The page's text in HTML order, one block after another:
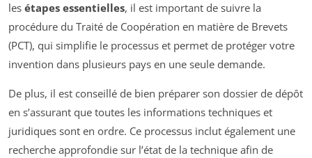
les étapes essentielles, il est important de suivre la
procédure du Traité de Coopération en matière de Brevets
(PCT), qui simplifie le processus et permet de protéger votre
invention dans plusieurs pays en une seule demande.
De plus, il est conseillé de bien préparer son dossier de dépôt
en s’assurant que toutes les informations techniques et
juridiques sont en ordre. Ce processus inclut également une
recherche approfondie sur l’état de la technique afin de